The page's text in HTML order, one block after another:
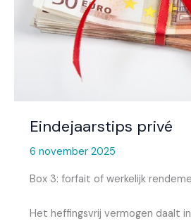
Eindejaarstips privé
6 november 2025
Box 3: forfait of werkelijk
Het heffingsvrij vermogen daalt